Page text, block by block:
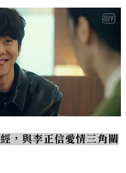
，與李正信愛情三角關